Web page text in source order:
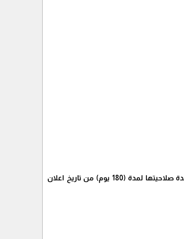
العدد المطلوب للوظيفة حالياً ( موظف واحد ) ويبقى باقي الفائزين ضمن قائمة الانتظار والتي تستمر مدة صلاحيتها لمدة (180 يوم) من تاريخ اعلان